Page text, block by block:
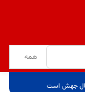
حال جهش است